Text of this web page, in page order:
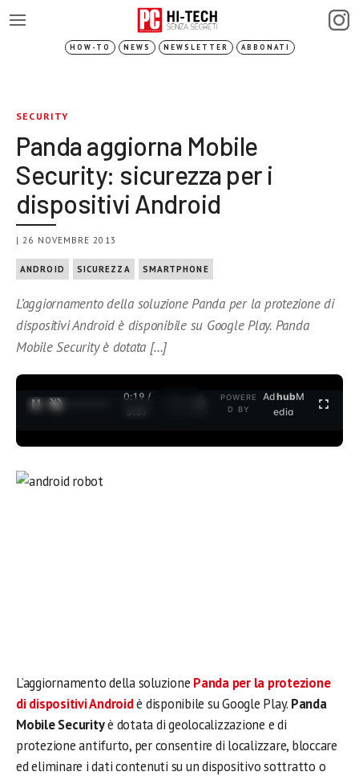
HOW-TO NEWS NEWSLETTER ABBONATI
SECURITY
Panda aggiorna Mobile
Security: sicurezza per i
dispositivi Android
| 26 NOVEMBRE 2013
ANDROID SICUREZZA SMARTPHONE
L’aggiornamento della soluzione Panda per la protezione di
dispositivi Android è disponibile su Google Play. Panda
Mobile Security è dotata […]
0:19 /
3:37
POWERE
D BY
AdhubM
edia
L’aggiornamento della soluzione Panda per la protezione
di dispositivi Androidè disponibile su Google Play. Panda
Mobile Securityè dotata di geolocalizzazione e di
protezione antifurto, per consentire di localizzare, bloccare
ed eliminare i dati contenuti su un dispositivo sottratto o